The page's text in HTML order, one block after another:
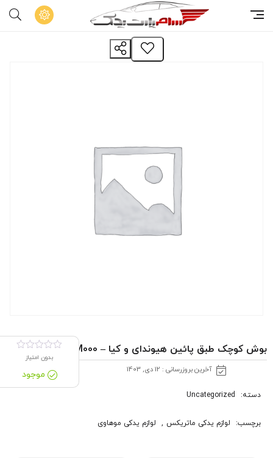
بوش کوچک طبق پائین هیوندای و کیا – 545523M000
آخرین بروزرسانی : 12 دی, 1403
بدون امتیاز
موجود
دسته: Uncategorized
برچسب: لوازم یدکی ماتریکس , لوازم یدکی موهاوی